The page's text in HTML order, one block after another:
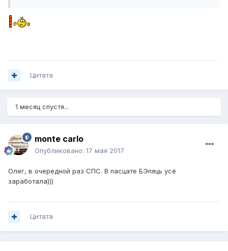
Цитата
1 месяц спустя...
monte carlo
Опубликовано: 17 мая 2017
Олег, в очередной раз СПС. В пасцате БЭпяць усё
заработала)))
Цитата